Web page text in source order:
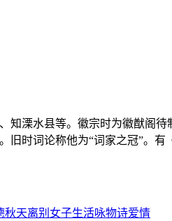
知溧水县等。徽宗时为徽猷阁待
时词论称他为“词家之冠”。有
秋天离别 女子生活咏物诗爱情